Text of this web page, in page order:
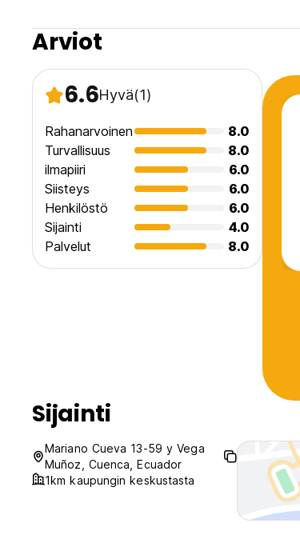
Arviot
6.6Hyvä(1)
Rahanarvoinen
8.0
Turvallisuus
8.0
ilmapiiri
6.0
Siisteys
6.0
Henkilöstö
6.0
Sijainti
4.0
Palvelut
8.0
Sijainti
Mariano Cueva 13-59 y Vega
Muñoz, Cuenca, Ecuador
1km kaupungin keskustasta